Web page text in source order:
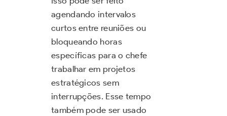
agendando intervalos
curtos entre reuniões ou
bloqueando horas
específicas para o chefe
trabalhar em projetos
estratégicos sem
interrupções. Esse tempo
também pode ser usado